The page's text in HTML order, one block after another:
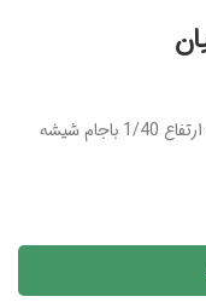
جام گل لاکچری آنتوریوم،لیلیوم،رزهلندی،ارکیده ارتفاع 1/40 باجام شیشه